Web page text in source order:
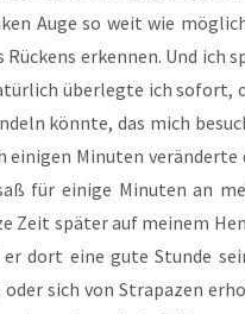
Auge so weit wie
erken­nen. Und ich
über­leg­te ich sofort,
könn­te, das mich
eini­gen Minu­ten
für eini­ge Minu­ten an
Zeit spä­ter auf mei­nem
dort eine gute Stun­de
sich von Stra­pa­zen